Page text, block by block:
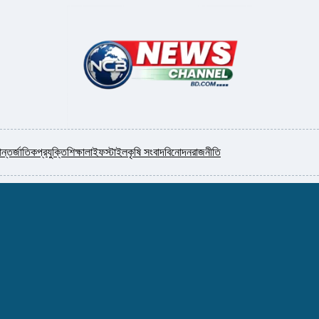
প্রযুক্তিশিক্ষালাইফস্টাইলকৃষি সংবাদবিনোদনরাজনীতি